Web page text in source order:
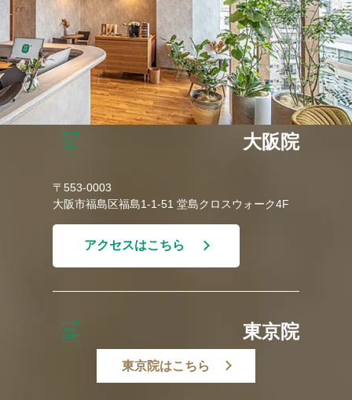
大阪院
〒553-0003
大阪市福島区福島1-1-51 堂島クロスウォーク4F
アクセスはこちら
東京院
東京院はこちら